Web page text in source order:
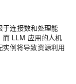
于连接数和处理能
而 LLM 应用的人机
例将导致资源利用